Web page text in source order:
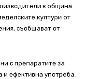
в община
култури от
съобщават от
с препаратите за
и ефективна употреба.